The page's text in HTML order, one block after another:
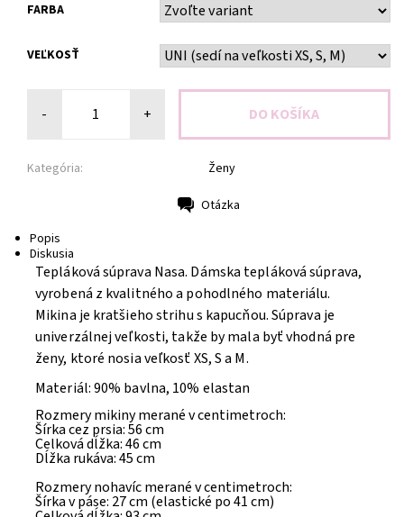
FARBA
VEĽKOSŤ
- +
Kategória: Ženy
Otázka
Popis
Diskusia
Tepláková súprava Nasa. Dámska tepláková súprava,
vyrobená z kvalitného a pohodlného materiálu.
Mikina je kratšieho strihu s kapucňou. Súprava je
univerzálnej veľkosti, takže by mala byť vhodná pre
ženy, ktoré nosia veľkosť XS, S a M.
Materiál: 90% bavlna, 10% elastan
Rozmery mikiny merané v centimetroch:
Šírka cez prsia: 56 cm
Celková dĺžka: 46 cm
Dĺžka rukáva: 45 cm
Rozmery nohavíc merané v centimetroch:
Šírka v páse: 27 cm (elastické po 41 cm)